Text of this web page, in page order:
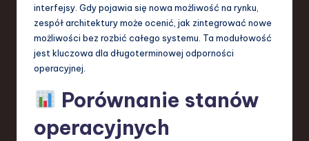
interfejsy. Gdy pojawia się nowa możliwość na rynku,
zespół architektury może ocenić, jak zintegrować nowe
możliwości bez rozbić całego systemu. Ta modułowość
jest kluczowa dla długoterminowej odporności
operacyjnej.
Porównanie stanów
operacyjnych